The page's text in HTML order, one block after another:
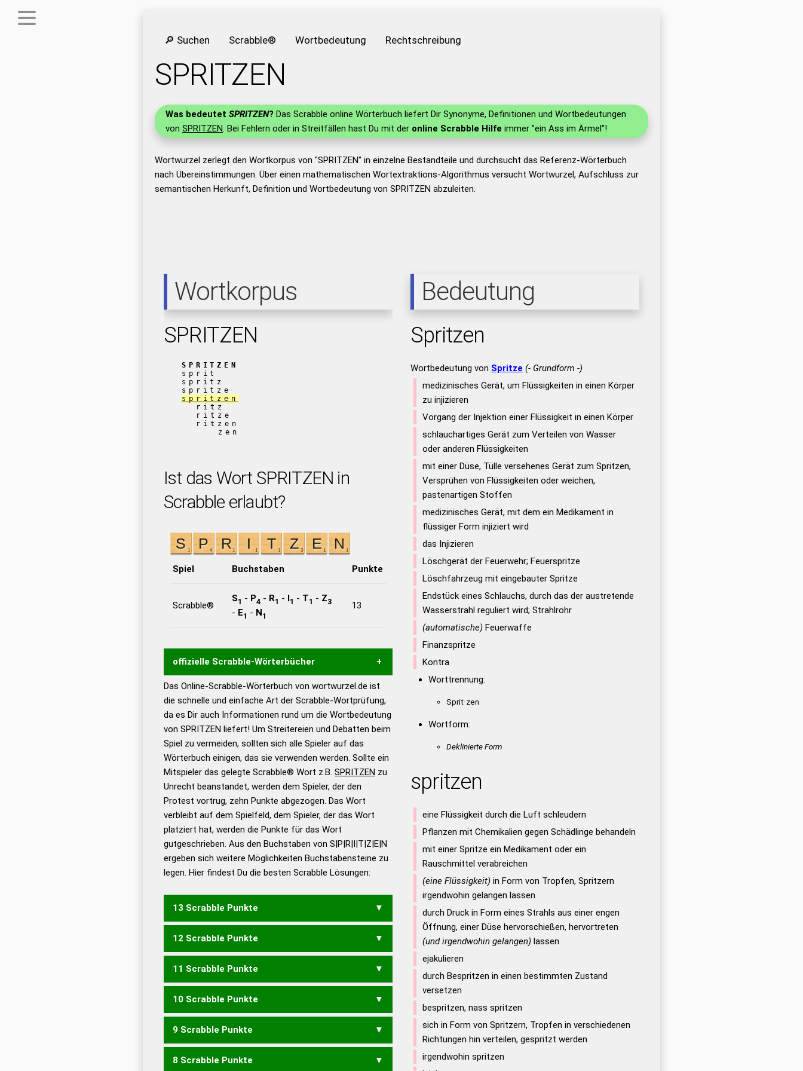
🔎 Suchen Scrabble® Wortbedeutung Rechtschreibung
SPRITZEN
Was bedeutet SPRITZEN? Das Scrabble online Wörterbuch liefert Dir Synonyme, Definitionen und Wortbedeutungen
von SPRITZEN. Bei Fehlern oder in Streitfällen hast Du mit der online Scrabble Hilfe immer "ein Ass im Ärmel"!
Wortwurzel zerlegt den Wortkorpus von "SPRITZEN" in einzelne Bestandteile und durchsucht das Referenz-Wörterbuch
nach Übereinstimmungen. Über einen mathematischen Wortextraktions-Algorithmus versucht Wortwurzel, Aufschluss zur
semantischen Herkunft, Definition und Wortbedeutung von SPRITZEN abzuleiten.
Wortkorpus
SPRITZEN
SPRITZEN
sprit
spritz
spritze
spritzen
ritz
ritze
ritzen
zen
Ist das Wort SPRITZEN in
Scrabble erlaubt?
Spiel Buchstaben Punkte
Scrabble®
S1 - P4 - R1 - I1 - T1 - Z3
- E1 - N1
13
offizielle Scrabble-Wörterbücher
Wortwurzel liefert mit Hilfe eines semantischen
Wortanalyse-Algorithmus gute Anhaltspunkte zu
Wortbedeutung, Worttrennung und Wortform, um die
Gültigkeit eines Wortes für das Scrabble-Spiel zu
bestimmen! zugelassene Turnier Scrabble-
Wörterbücher sind:
Duden – Standardwerk in 12
Bänden
Duden – Richtiges und gutes
Deutsch
Duden – Die deutsche Grammatik
Duden – Deutsches
Universalwörterbuch
Das Online-Scrabble-Wörterbuch von wortwurzel.de ist
die schnelle und einfache Art der Scrabble-Wortprüfung,
da es Dir auch Informationen rund um die Wortbedeutung
von SPRITZEN liefert! Um Streitereien und Debatten beim
Spiel zu vermeiden, sollten sich alle Spieler auf das
Wörterbuch einigen, das sie verwenden werden. Sollte ein
Mitspieler das gelegte Scrabble® Wort z.B. SPRITZEN zu
Unrecht beanstandet, werden dem Spieler, der den
Protest vortrug, zehn Punkte abgezogen. Das Wort
verbleibt auf dem Spielfeld, dem Spieler, der das Wort
platziert hat, werden die Punkte für das Wort
gutgeschrieben. Aus den Buchstaben von S|P|R|I|T|Z|E|N
ergeben sich weitere Möglichkeiten Buchstabensteine zu
legen. Hier findest Du die besten Scrabble Lösungen:
13 Scrabble Punkte
SPITZERN
12 Scrabble Punkte
SPITZEN SPITZER SPREIZT
ZIRPEST ZIRPTEN
11 Scrabble Punkte
SPITZE SPREIZ SPRENZ
ZIRPET ZIRPST ZIRPTE
10 Scrabble Punkte
PIZEN PIZES PRINZ SPEZI
ZIRPT
SPRINTE SPRITEN
9 Scrabble Punkte
PETZ PIZE ZIEP ZIRP
8 Scrabble Punkte
Bedeutung
Spritzen
Wortbedeutung von Spritze (- Grundform -)
medizinisches Gerät, um Flüssigkeiten in einen Körper
zu injizieren
Vorgang der Injektion einer Flüssigkeit in einen Körper
schlauchartiges Gerät zum Verteilen von Wasser
oder anderen Flüssigkeiten
mit einer Düse, Tülle versehenes Gerät zum Spritzen,
Versprühen von Flüssigkeiten oder weichen,
pastenartigen Stoffen
medizinisches Gerät, mit dem ein Medikament in
flüssiger Form injiziert wird
das Injizieren
Löschgerät der Feuerwehr; Feuerspritze
Löschfahrzeug mit eingebauter Spritze
Endstück eines Schlauchs, durch das der austretende
Wasserstrahl reguliert wird; Strahlrohr
(automatische) Feuerwaffe
Finanzspritze
Kontra
Worttrennung:
Sprit·zen
Wortform:
Deklinierte Form
spritzen
eine Flüssigkeit durch die Luft schleudern
Pflanzen mit Chemikalien gegen Schädlinge behandeln
mit einer Spritze ein Medikament oder ein
Rauschmittel verabreichen
(eine Flüssigkeit) in Form von Tropfen, Spritzern
irgendwohin gelangen lassen
durch Druck in Form eines Strahls aus einer engen
Öffnung, einer Düse hervorschießen, hervortreten
(und irgendwohin gelangen) lassen
ejakulieren
durch Bespritzen in einen bestimmten Zustand
versetzen
bespritzen, nass spritzen
sich in Form von Spritzern, Tropfen in verschiedenen
Richtungen hin verteilen, gespritzt werden
irgendwohin spritzen